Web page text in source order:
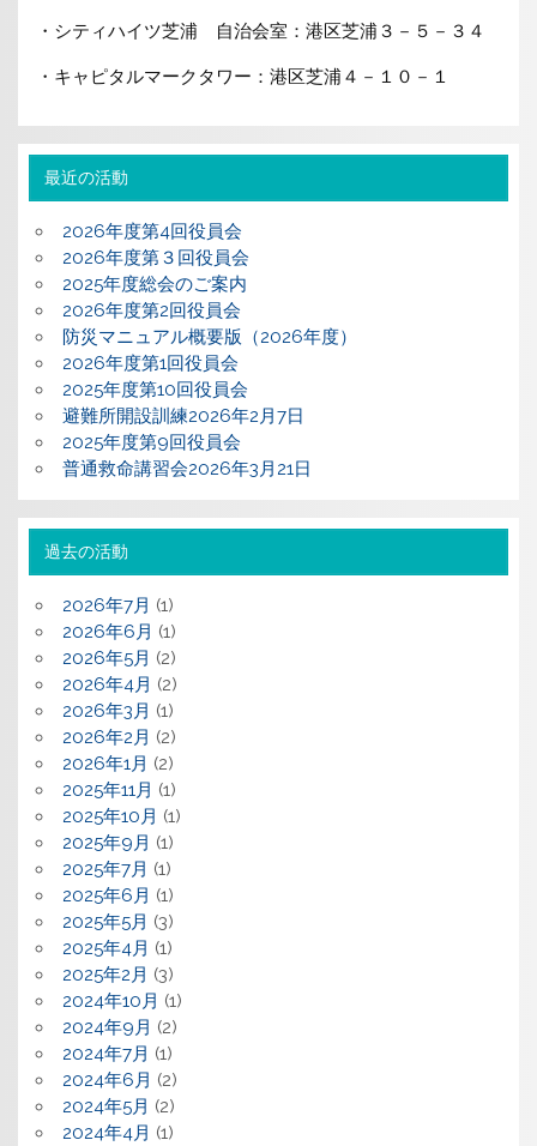
・シティハイツ芝浦 自治会室：港区芝浦３－５－３４
・キャピタルマークタワー：港区芝浦４－１０－１
最近の活動
2026年度第4回役員会
2026年度第３回役員会
2025年度総会のご案内
2026年度第2回役員会
防災マニュアル概要版（2026年度）
2026年度第1回役員会
2025年度第10回役員会
避難所開設訓練2026年2月7日
2025年度第9回役員会
普通救命講習会2026年3月21日
過去の活動
2026年7月 (1)
2026年6月 (1)
2026年5月 (2)
2026年4月 (2)
2026年3月 (1)
2026年2月 (2)
2026年1月 (2)
2025年11月 (1)
2025年10月 (1)
2025年9月 (1)
2025年7月 (1)
2025年6月 (1)
2025年5月 (3)
2025年4月 (1)
2025年2月 (3)
2024年10月 (1)
2024年9月 (2)
2024年7月 (1)
2024年6月 (2)
2024年5月 (2)
2024年4月 (1)